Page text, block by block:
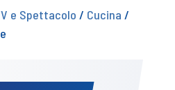
e Spettacolo / Cucina /